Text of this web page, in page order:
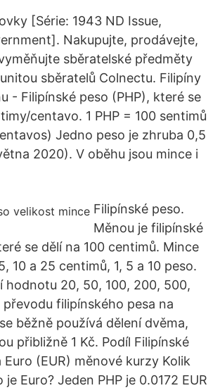
[Série: 1943 ND Issue,
Nakupujte, prodávejte,
sběratelské předměty
sběratelů Colnectu. Filipíny
- Filipínské peso (PHP), které se
centavo. 1 PHP = 100 sentimů
Jedno peso je zhruba 0,5
2020). V oběhu jsou mince i
Filipínské peso.
Měnou je filipínské
se dělí na 100 centimů. Mince
10 a 25 centimů, 1, 5 a 10 peso.
hodnotu 20, 50, 100, 200, 500,
převodu filipínského pesa na
běžně používá dělení dvěma,
přibližně 1 Kč. Podíl Filipínské
Euro (EUR) měnové kurzy Kolik
je Euro? Jeden PHP je 0.0172 EUR